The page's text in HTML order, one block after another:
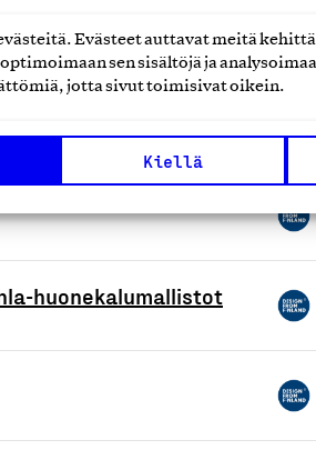
Evästeet auttavat meitä
sen sisältöjä ja
jotta sivut toimisivat oikein.
Kiellä
huonekalumallistot